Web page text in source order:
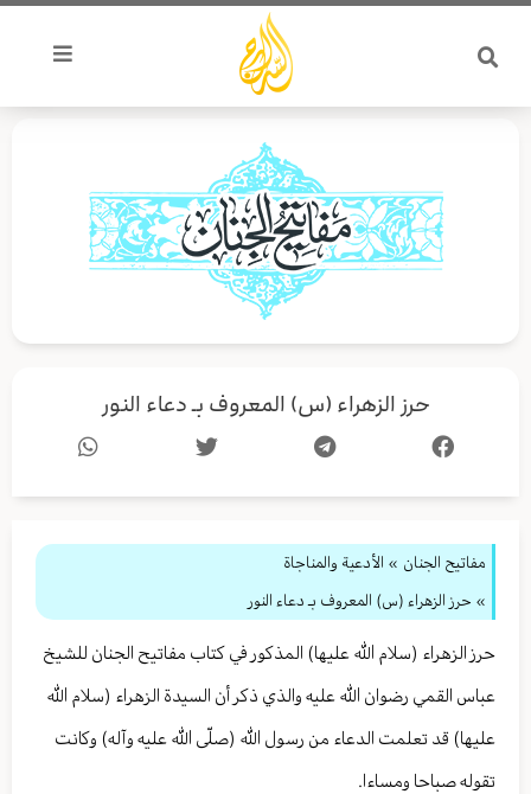
تخطي
المحتوى
حرز الزهراء (س) المعروف بـ دعاء النور
مفاتيح الجنان » الأدعية والمناجاة
» حرز الزهراء (س) المعروف بـ دعاء النور
حرز الزهراء (سلام الله عليها) المذكور في كتاب مفاتيح الجنان للشيخ
عباس القمي رضوان الله عليه والذي ذكر أن السيدة الزهراء (سلام الله
عليها) قد تعلمت الدعاء من رسول الله (صلّى الله عليه وآله) وكانت
تقوله صباحا ومساءا.